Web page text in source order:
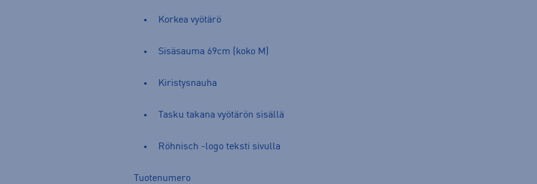
Korkea vyötärö
Sisäsauma 69cm (koko M)
Kiristysnauha
Tasku takana vyötärön sisällä
Röhnisch -logo teksti sivulla
Tuotenumero